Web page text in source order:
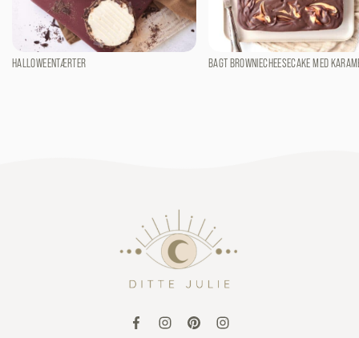
HALLOWEENTÆRTER BAGT BROWNIECHEESECAKE MED